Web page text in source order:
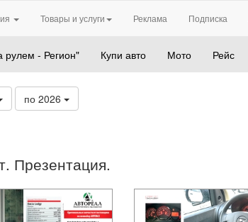
Товары и услуги Реклама Подписка
рулем - Регион" Купи авто Мото Рейс
по 2026
Презентация.